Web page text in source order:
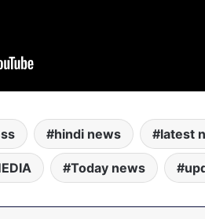
hindi news latest
Today news